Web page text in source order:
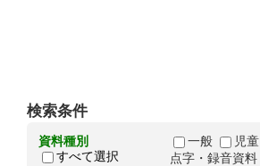
検索条件
資料種別
すべて選択
一般 児童
点字・録音資料